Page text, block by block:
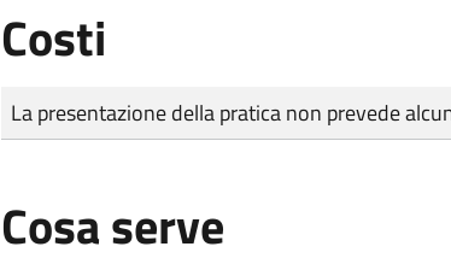
Costi
Tipo di pagamento
Importo
La presentazione della pratica non prevede
Cosa serve